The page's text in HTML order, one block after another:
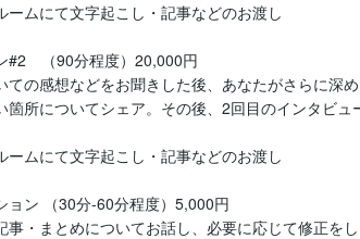
ムにて文字起こし・記事などのお渡し
　（90分程度）20,000円
の感想などをお聞きした後、あなたがさらに深
箇所についてシェア。その後、2回目のインタビュ
ムにて文字起こし・記事などのお渡し
ン （30分-60分程度）5,000円
・まとめについてお話し、必要に応じて修正を